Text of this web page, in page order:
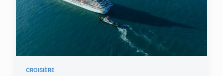
CROISIÈRE